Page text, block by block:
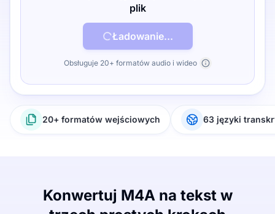
plik
Ładowanie...
Obsługuje 20+ formatów audio i wideo
20+ formatów wejściowych 63 języki
Konwertuj M4A na tekst w